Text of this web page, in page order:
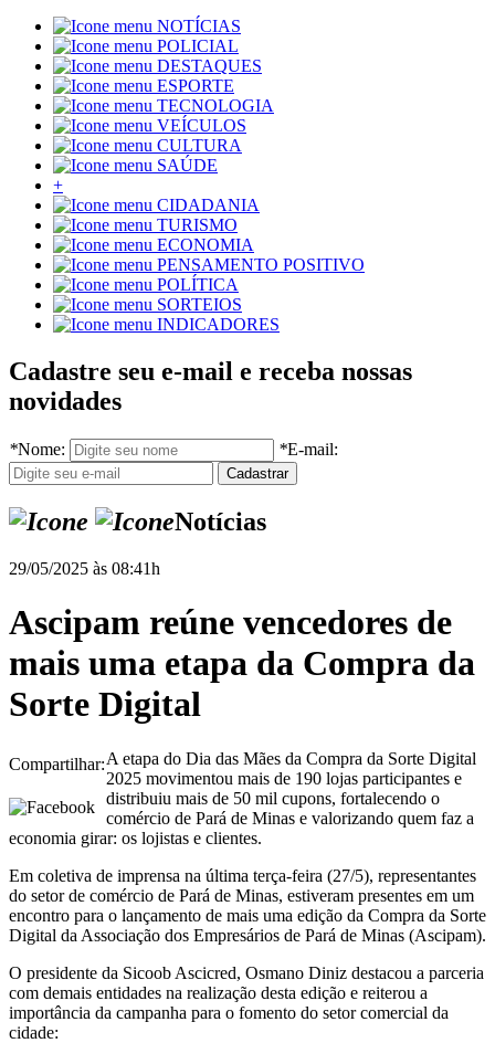
NOTÍCIAS
POLICIAL
DESTAQUES
ESPORTE
TECNOLOGIA
VEÍCULOS
CULTURA
SAÚDE
+
CIDADANIA
TURISMO
ECONOMIA
PENSAMENTO POSITIVO
POLÍTICA
SORTEIOS
INDICADORES
Cadastre seu e-mail e receba nossas
novidades
*Nome: *E-mail:
Notícias
29/05/2025 às 08:41h
Ascipam reúne vencedores de
mais uma etapa da Compra da
Sorte Digital
Compartilhar:A etapa do Dia das Mães da Compra da Sorte Digital
2025 movimentou mais de 190 lojas participantes e
distribuiu mais de 50 mil cupons, fortalecendo o
comércio de Pará de Minas e valorizando quem faz a
economia girar: os lojistas e clientes.
Em coletiva de imprensa na última terça-feira (27/5), representantes
do setor de comércio de Pará de Minas, estiveram presentes em um
encontro para o lançamento de mais uma edição da Compra da Sorte
Digital da Associação dos Empresários de Pará de Minas (Ascipam).
O presidente da Sicoob Ascicred, Osmano Diniz destacou a parceria
com demais entidades na realização desta edição e reiterou a
importância da campanha para o fomento do setor comercial da
cidade: